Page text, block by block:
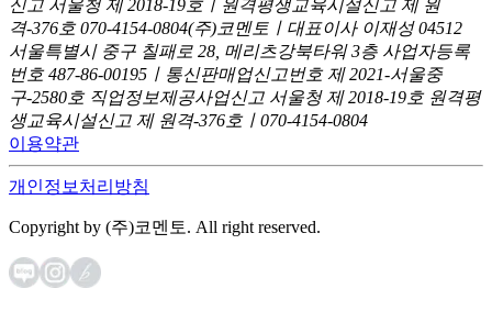
신고 서울청 제 2018-19호ㅣ원격평생교육시설신고 제 원
격-376호 070-4154-0804(주)코멘토ㅣ대표이사 이재성 04512
서울특별시 중구 칠패로 28, 메리츠강북타워 3층 사업자등록
번호 487-86-00195ㅣ통신판매업신고번호 제 2021-서울중
구-2580호 직업정보제공사업신고 서울청 제 2018-19호 원격평
생교육시설신고 제 원격-376호ㅣ070-4154-0804
이용약관
개인정보처리방침
Copyright by (주)코멘토. All right reserved.